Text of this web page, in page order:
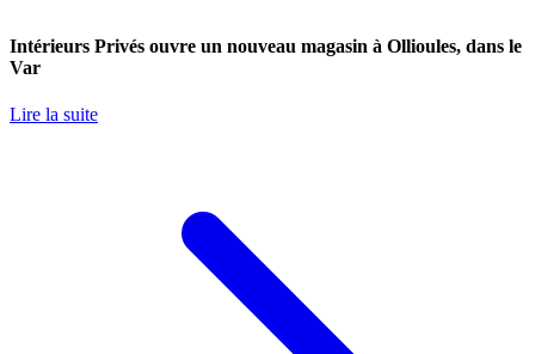
Intérieurs Privés ouvre un nouveau magasin à Ollioules, dans le
Var
Lire la suite